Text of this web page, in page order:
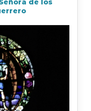
de los